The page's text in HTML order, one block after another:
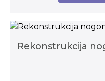
Rekonstrukcija